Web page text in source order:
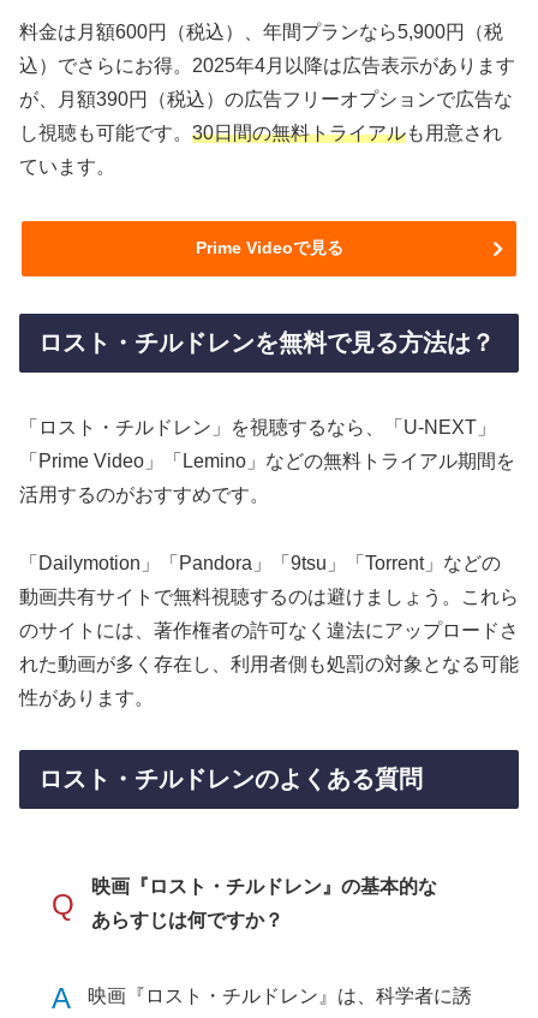
料金は月額600円（税込）、年間プランなら5,900円（税
込）でさらにお得。2025年4月以降は広告表示があります
が、月額390円（税込）の広告フリーオプションで広告な
し視聴も可能です。 30日間の無料トライアルも用意され
ています。
Prime Videoで見る
ロスト・チルドレンを無料で見る方法は？
「ロスト・チルドレン」を視聴するなら、「U-NEXT」
「Prime Video」「Lemino」などの無料トライアル期間を
活用するのがおすすめです。
「Dailymotion」「Pandora」「9tsu」「Torrent」などの
動画共有サイトで無料視聴するのは避けましょう。これら
のサイトには、著作権者の許可なく違法にアップロードさ
れた動画が多く存在し、利用者側も処罰の対象となる可能
性があります。
ロスト・チルドレンのよくある質問
Q
映画『ロスト・チルドレン』の基本的な
あらすじは何ですか？
A
映画『ロスト・チルドレン』は、科学者に誘